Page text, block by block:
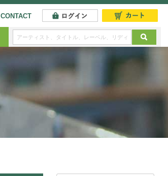
CONTACT